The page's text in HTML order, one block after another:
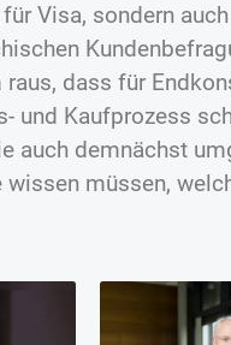
Visa, sondern auch
dass für
und Kaufprozess
auch demnächst
müssen,